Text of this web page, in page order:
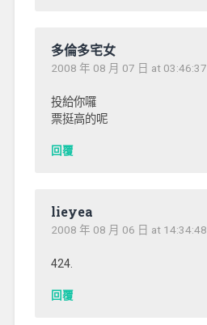
多倫多宅女
2008 年 08 月 07 日 at 03:46:37
投給你囉
票挺高的呢
回覆
lieyea
2008 年 08 月 06 日 at 14:34:48
424.
回覆